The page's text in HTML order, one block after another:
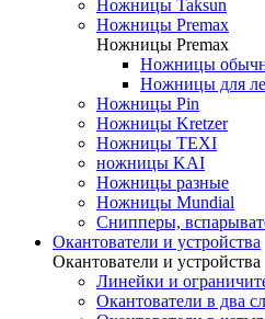
Ножницы Taksun
Ножницы Premax
Ножницы Premax
Ножницы
Ножницы для
Ножницы Pin
Ножницы Kretzer
Ножницы TEXI
ножницы KAI
Ножницы разные
Ножницы Mundial
Снипперы,
Окантователи и устройства
Окантователи и устройства
Линейки и
Окантователи в два